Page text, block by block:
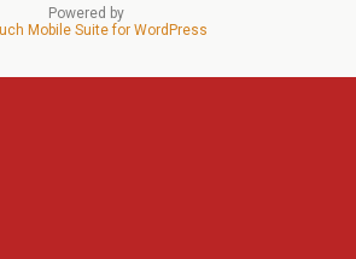
Powered by
Mobile Suite for WordPress